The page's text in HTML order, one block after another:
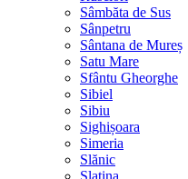
Sâmbăta de Sus
Sânpetru
Sântana de Mureș
Satu Mare
Sfântu Gheorghe
Sibiel
Sibiu
Sighișoara
Simeria
Slănic
Slatina